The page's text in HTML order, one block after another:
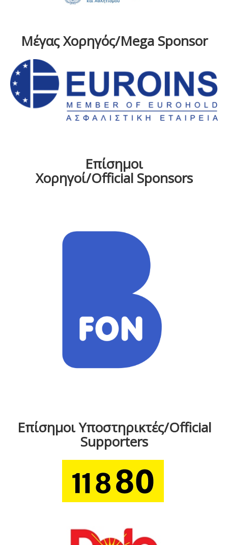
Μέγας Χορηγός/Mega Sponsor
Επίσημοι
Χορηγοί/Official Sponsors
Επίσημοι Υποστηρικτές/Official
Supporters